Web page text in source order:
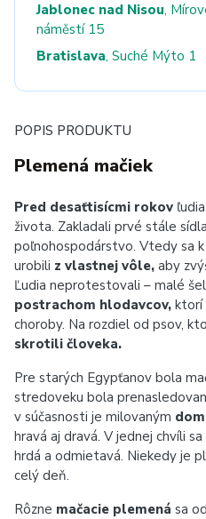
Jablonec nad Nisou,
náměstí 15
Bratislava, Suché Mýto 1
POPIS PRODUKTU
Plemená mačiek
Pred desaťtisícmi rokov
života. Zakladali prvé stále
poľnohospodárstvo. Vtedy sa
urobili z vlastnej vôle, aby
Ľudia neprotestovali – malé
postrachom hlodavcov, ktorí
choroby. Na rozdiel od psov,
skrotili človeka.
Pre starých Egypťanov bola
stredoveku bola
v súčasnosti je milovaným
hravá aj dravá. V jednej chvíli
hrdá a odmietavá. Niekedy je
celý deň.
Rôzne mačacie plemená sa